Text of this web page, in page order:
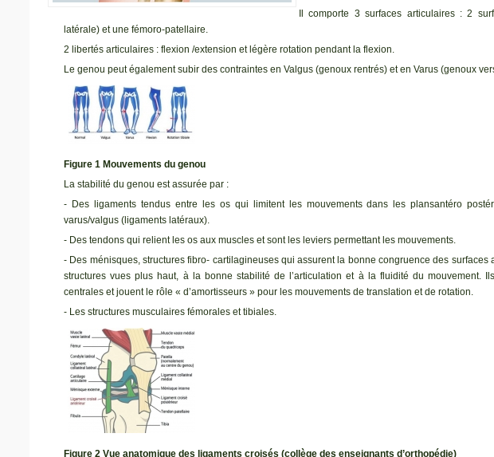
Il comporte 3 surfaces articulaires : 2
latérale) et une fémoro-patellaire.
2 libertés articulaires : flexion /extension et légère rotation pendant la flexion.
Le genou peut également subir des contraintes en Valgus (genoux rentrés) et en Varus (genoux
Figure 1 Mouvements du genou
La stabilité du genou est assurée par :
- Des ligaments tendus entre les os qui limitent les mouvements dans les plansantéro
varus/valgus (ligaments latéraux).
- Des tendons qui relient les os aux muscles et sont les leviers permettant les mouvements.
- Des ménisques, structures fibro- cartilagineuses qui assurent la bonne congruence des surfaces
structures vues plus haut, à la bonne stabilité de l’articulation et à la fluidité du mouvement.
centrales et jouent le rôle « d’amortisseurs » pour les mouvements de translation et de rotation.
- Les structures musculaires fémorales et tibiales.
Figure 2 Vue anatomique des ligaments croisés (collège desenseignants d’orthopédie)